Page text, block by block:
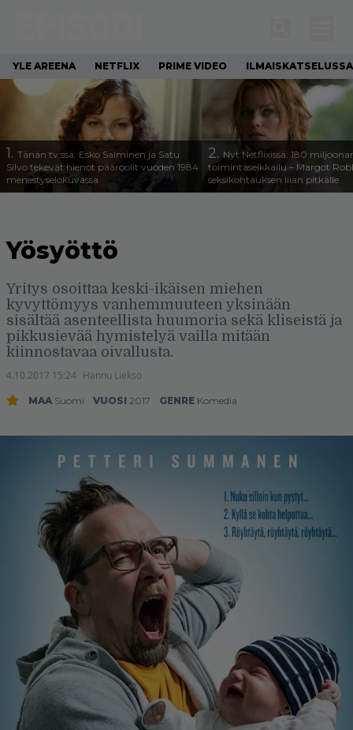
YLE AREENA NETFLIX PRIME VIDEO ILMAISKATSELUSSA
1. Tänän tv:ssä: Esko Salminen ja Satu
Silvo tekevät hienot pääroolit vuoden 1984
menestyselokuvassa
2. Nyt Netflixissä: 180
toimintaseikkailu – Margot
seksikohtauksen liian pitkälle
Yösyöttö
Yritys osoittaa keski-ikäisen miehen
kyvyttömyys vanhemmuuteen yksinään
sisältää asenteellista huumoria sekä kliseistä ja
pikkusievää hymistelyä vailla mitään
kiinnostavaa oivallusta.
4.10.2017 15:24 Hannu Liekso
MAA Suomi VUOSI 2017 GENRE Komedia